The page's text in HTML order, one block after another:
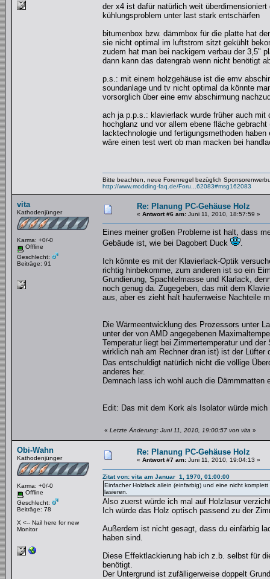
der x4 ist dafür natürlich weit
kühlungsproblem unter last stark entschärfen
bitumenbox bzw. dämmbox für die platte hat
sie nicht optimal im luftstrom sitzt gekühlt
zudem hat man bei nackigem verbau der 3,5"
dann kann das datengrab wenn nicht benötigt
p.s.: mit einem holzgehäuse ist die emv
soundanlage und tv nicht optimal da könnte
vorsorglich über eine emv abschirmung
ach ja p.p.s.: klavierlack wurde früher auch
hochglanz und vor allem ebene fläche
lacktechnologie und fertigungsmethoden
wäre einen test wert ob man macken bei
Bitte beachten, neue Forenregel bezüglich
http://www.modding-faq.de/Foru...62083#msg162083
vita
Kathodenjünger
Karma: +0/-0
Offline
Geschlecht:
Beiträge: 91
Re: Planung PC-Gehäuse Holz
« Antwort #6 am: Juni 11, 2010, 18:57:59 »
Eines meiner großen Probleme ist halt, dass
Gebäude ist, wie bei Dagobert Duck
.
Ich könnte es mit der Klavierlack-Optik
richtig hinbekomme, zum anderen ist so ein
Grundierung, Spachtelmasse und Klarlack,
noch genug da. Zugegeben, das mit dem
aus, aber es zieht halt haufenweise Nachteile
Die Wärmeentwicklung des Prozessors unter
unter der von AMD angegebenen
Temperatur liegt bei Zimmertemperatur und
wirklich nah am Rechner dran ist) ist der Lüfter
Das entschuldigt natürlich nicht die völlige
anderes her.
Demnach lass ich wohl auch die
Edit: Das mit dem Kork als Isolator würde
« Letzte Änderung: Juni 11, 2010, 19:00:57 von vita »
Obi-Wahn
Kathodenjünger
Karma: +0/-0
Offline
Geschlecht:
Beiträge: 78
X <-- Nail here for new
Monitor
Re: Planung PC-Gehäuse Holz
« Antwort #7 am: Juni 11, 2010, 19:04:13 »
Zitat von: vita am Januar 1, 1970, 01:00:00
Einfacher Holzlack allein (einfarbig) und eine nicht
lasieren.
Also zuerst würde ich mal auf Holzlasur
Ich würde das Holz optisch passend zu der
Außerdem ist nicht gesagt, dass du einfärbig
haben sind.
Diese Effektlackierung hab ich z.b. selbst für
benötigt.
Der Untergrund ist zufälligerweise doppelt